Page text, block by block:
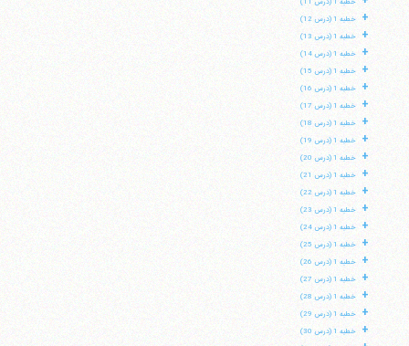
+ خطبه 1 (درس 12)
+ خطبه 1 (درس 13)
+ خطبه 1 (درس 14)
+ خطبه 1 (درس 15)
+ خطبه 1 (درس 16)
+ خطبه 1 (درس 17)
+ خطبه 1 (درس 18)
+ خطبه 1 (درس 19)
+ خطبه 1 (درس 20)
+ خطبه 1 (درس 21)
+ خطبه 1 (درس 22)
+ خطبه 1 (درس 23)
+ خطبه 1 (درس 24)
+ خطبه 1 (درس 25)
+ خطبه 1 (درس 26)
+ خطبه 1 (درس 27)
+ خطبه 1 (درس 28)
+ خطبه 1 (درس 29)
+ خطبه 1 (درس 30)